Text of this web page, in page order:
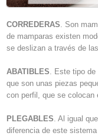
CORREDERAS. Son
de mamparas existen
se deslizan a través de
ABATIBLES. Este tipo de
que son unas piezas
con perfil, que se colocan
PLEGABLES. Al igual
diferencia de este